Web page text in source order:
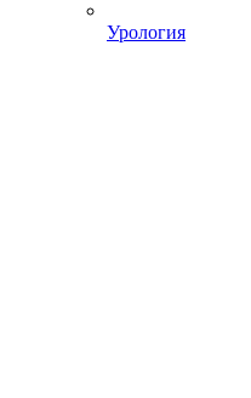
Урология